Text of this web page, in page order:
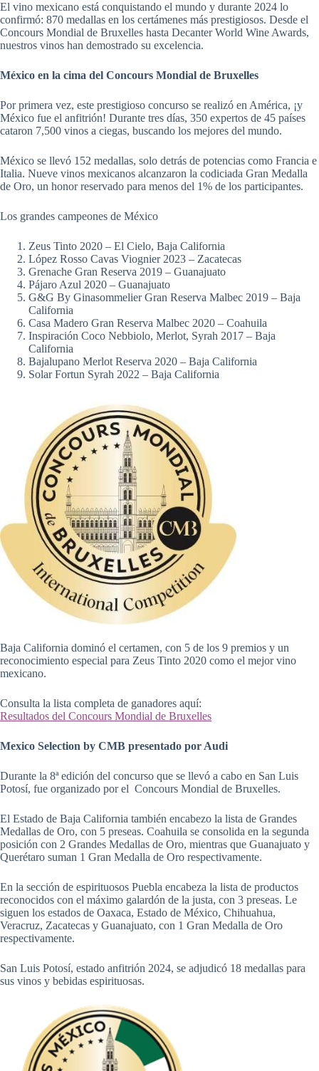
El vino mexicano está conquistando el mundo y durante 2024 lo
confirmó: 870 medallas en los certámenes más prestigiosos. Desde el
Concours Mondial de Bruxelles hasta Decanter World Wine Awards,
nuestros vinos han demostrado su excelencia.
México en la cima del Concours Mondial de Bruxelles
Por primera vez, este prestigioso concurso se realizó en América, ¡y
México fue el anfitrión! Durante tres días, 350 expertos de 45 países
cataron 7,500 vinos a ciegas, buscando los mejores del mundo.
México se llevó 152 medallas, solo detrás de potencias como Francia e
Italia. Nueve vinos mexicanos alcanzaron la codiciada Gran Medalla
de Oro, un honor reservado para menos del 1% de los participantes.
Los grandes campeones de México
Zeus Tinto 2020 – El Cielo, Baja California
López Rosso Cavas Viognier 2023 – Zacatecas
Grenache Gran Reserva 2019 – Guanajuato
Pájaro Azul 2020 – Guanajuato
G&G By Ginasommelier Gran Reserva Malbec 2019 – Baja
California
Casa Madero Gran Reserva Malbec 2020 – Coahuila
Inspiración Coco Nebbiolo, Merlot, Syrah 2017 – Baja
California
Bajalupano Merlot Reserva 2020 – Baja California
Solar Fortun Syrah 2022 – Baja California
Baja California dominó el certamen, con 5 de los 9 premios y un
reconocimiento especial para Zeus Tinto 2020 como el mejor vino
mexicano.
Consulta la lista completa de ganadores aquí:
Resultados del Concours Mondial de Bruxelles
Mexico Selection by CMB presentado por Audi
Durante la 8ª edición del concurso que se llevó a cabo en San Luis
Potosí, fue organizado por el Concours Mondial de Bruxelles.
El Estado de Baja California también encabezo la lista de Grandes
Medallas de Oro, con 5 preseas. Coahuila se consolida en la segunda
posición con 2 Grandes Medallas de Oro, mientras que Guanajuato y
Querétaro suman 1 Gran Medalla de Oro respectivamente.
En la sección de espirituosos Puebla encabeza la lista de productos
reconocidos con el máximo galardón de la justa, con 3 preseas. Le
siguen los estados de Oaxaca, Estado de México, Chihuahua,
Veracruz, Zacatecas y Guanajuato, con 1 Gran Medalla de Oro
respectivamente.
San Luis Potosí, estado anfitrión 2024, se adjudicó 18 medallas para
sus vinos y bebidas espirituosas.